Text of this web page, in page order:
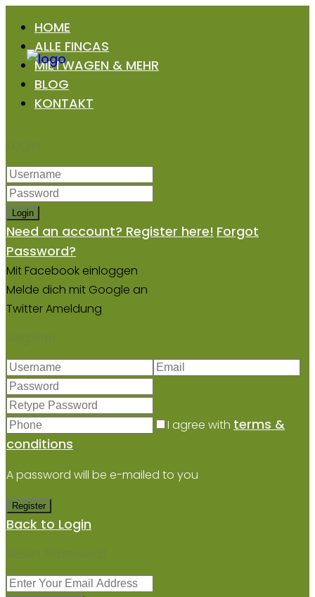
HOME
ALLE FINCAS
MIETWAGEN & MEHR
BLOG
KONTAKT
Login
Login
Need an account? Register here! Forgot
Password?
Mit Facebook einloggen
Melde dich mit Google an
Twitter Ameldung
Register
I agree with terms &
conditions
A password will be e-mailed to you
Register
Back to Login
Reset Password